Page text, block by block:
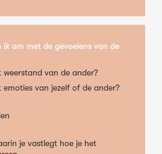
om met de gevoelens van de
weerstand van de ander?
emoties van jezelf of de ander?
je vastlegt hoe je het